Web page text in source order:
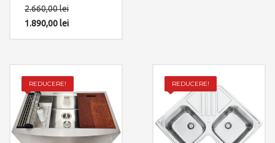
Componente: Chiuveta
Hera Medium cu 3
montaj.
2.660,00lei
1.890,00lei
REDUCERE! REDUCERE!